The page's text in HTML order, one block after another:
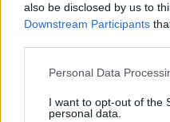
also be disclosed by us to
Downstream Participants
Please note that this
not limited to your visit or
grant or deny consent to
Personal Data
I want to opt-out of the
personal data.